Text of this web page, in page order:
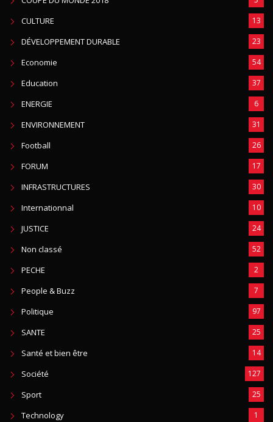
CULTURE 13
DÉVELOPPEMENT DURABLE 23
Economie 54
Education 37
ENERGIE 6
ENVIRONNEMENT 31
Football 26
FORUM 17
INFRASTRUCTURES 30
Internationnal 10
JUSTICE 24
Non classé 52
PECHE 2
People & Buzz 7
Politique 97
SANTE 25
Santé et bien être 14
Société 127
Sport 25
Technology 1